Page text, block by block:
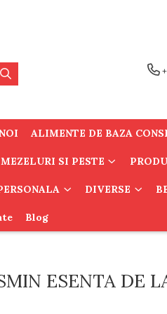
ALIMENTE DE BAZA
MEZELURI SI PESTE
DIVERSE
Blog
ESENTA DE